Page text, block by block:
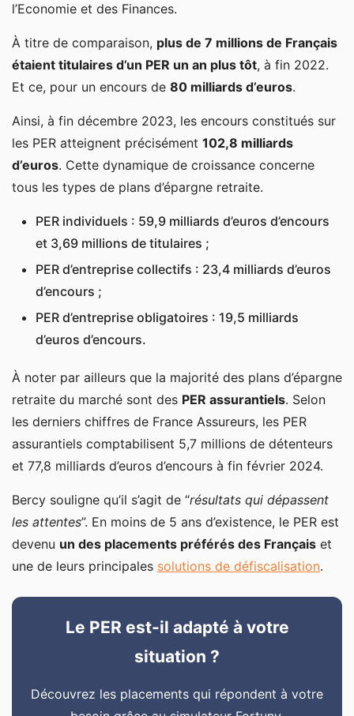
l’Economie et des Finances.
À titre de comparaison, plus de 7 millions de Français
étaient titulaires d’un PER un an plus tôt, à fin 2022.
Et ce, pour un encours de 80 milliards d’euros.
Ainsi, à fin décembre 2023, les encours constitués sur
les PER atteignent précisément 102,8 milliards
d’euros. Cette dynamique de croissance concerne
tous les types de plans d’épargne retraite.
PER individuels : 59,9 milliards d’euros d’encours
et 3,69 millions de titulaires ;
PER d’entreprise collectifs : 23,4 milliards d’euros
d’encours ;
PER d’entreprise obligatoires : 19,5 milliards
d’euros d’encours.
À noter par ailleurs que la majorité des plans d’épargne
retraite du marché sont des PER assurantiels. Selon
les derniers chiffres de France Assureurs, les PER
assurantiels comptabilisent 5,7 millions de détenteurs
et 77,8 milliards d’euros d’encours à fin février 2024.
Bercy souligne qu’il s’agit de “résultats qui dépassent
les attentes”. En moins de 5 ans d’existence, le PER est
devenu un des placements préférés des Français et
une de leurs principales solutions de défiscalisation.
Le PER est-il adapté à votre
situation ?
Découvrez les placements qui répondent à votre